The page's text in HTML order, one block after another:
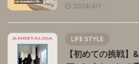
2024/4/1
LIFE STYLE
【初めての挑戦